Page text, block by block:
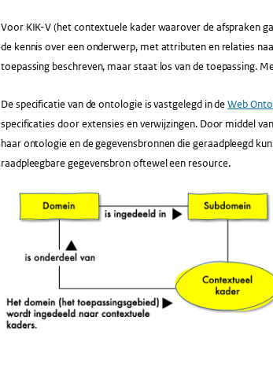
Voor KIK-V (het contextuele kader waarover de afspraken
de kennis over een onderwerp, met attributen en relaties
toepassing beschreven, maar staat los van de toepassing.
De specificatie van de ontologie is vastgelegd in deWeb
specificaties door extensies en verwijzingen. Door middel
haar ontologie en de gegevensbronnen die geraadpleegd
raadpleegbare gegevensbron oftewel een resource.